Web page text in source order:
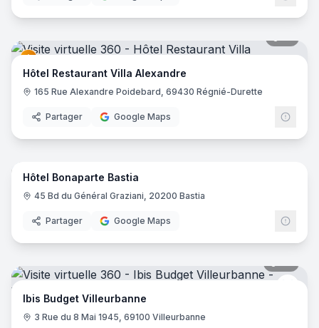
Hôtel Restaurant Villa Alexandre
165 Rue Alexandre Poidebard, 69430 Régnié-Durette
Partager Google Maps
21
Hôtel Bonaparte Bastia
45 Bd du Général Graziani, 20200 Bastia
Partager Google Maps
Ibis
Ibis Budget Villeurbanne
3 Rue du 8 Mai 1945, 69100 Villeurbanne